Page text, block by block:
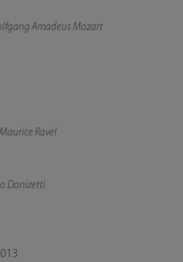
Amadeus Mozart
Maurice Ravel
Donizetti